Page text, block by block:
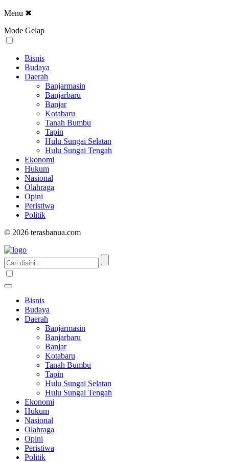
Menu ✖
Mode Gelap
Bisnis
Budaya
Daerah
Banjarmasin
Banjarbaru
Banjar
Kotabaru
Tanah Bumbu
Tapin
Hulu Sungai Selatan
Hulu Sungai Tengah
Ekonomi
Hukum
Nasional
Olahraga
Opini
Peristiwa
Politik
© 2026 terasbanua.com
Bisnis
Budaya
Daerah
Banjarmasin
Banjarbaru
Banjar
Kotabaru
Tanah Bumbu
Tapin
Hulu Sungai Selatan
Hulu Sungai Tengah
Ekonomi
Hukum
Nasional
Olahraga
Opini
Peristiwa
Politik